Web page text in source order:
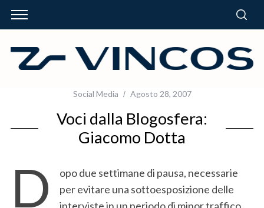
Social Media Agosto 28, 2007
Voci dalla Blogosfera:
Giacomo Dotta
D
opo due settimane di pausa, necessarie
per evitare una sottoesposizione delle